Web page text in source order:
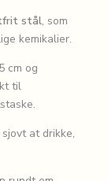
stål, som
kemikalier.
cm og
til
at drikke,